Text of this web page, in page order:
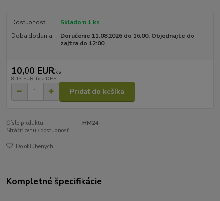
Dostupnosť
Skladom 1 ks
Doba dodania
Doručenie 11.08.2026 do 16:00. Objednajte do
zajtra do 12:00
10,00 EUR/ks
8,13 EUR bez DPH
Pridať do košíka
Číslo produktu:
HM24
Strážiť cenu / dostupnosť
Do obľúbených
Kompletné špecifikácie